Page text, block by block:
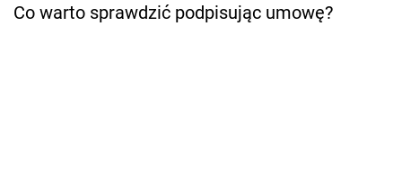
Co warto sprawdzić podpisując umowę?